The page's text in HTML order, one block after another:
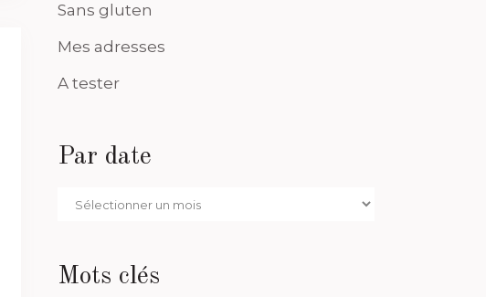
Sans gluten
Mes adresses
A tester
Par date
Par
Mots clés